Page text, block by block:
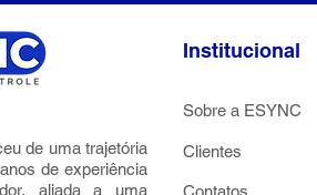
de uma trajetória
de experiência
aliada a uma
Institucional
Sobre a ESYNC
Clientes
Contatos